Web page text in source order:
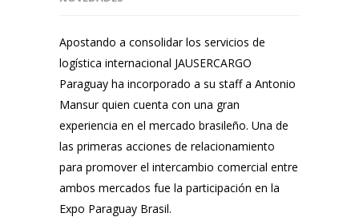
Apostando a consolidar los servicios de
logística internacional JAUSERCARGO
Paraguay ha incorporado a su staff a Antonio
Mansur quien cuenta con una gran
experiencia en el mercado brasileño. Una de
las primeras acciones de relacionamiento
para promover el intercambio comercial entre
ambos mercados fue la participación en la
Expo Paraguay Brasil.